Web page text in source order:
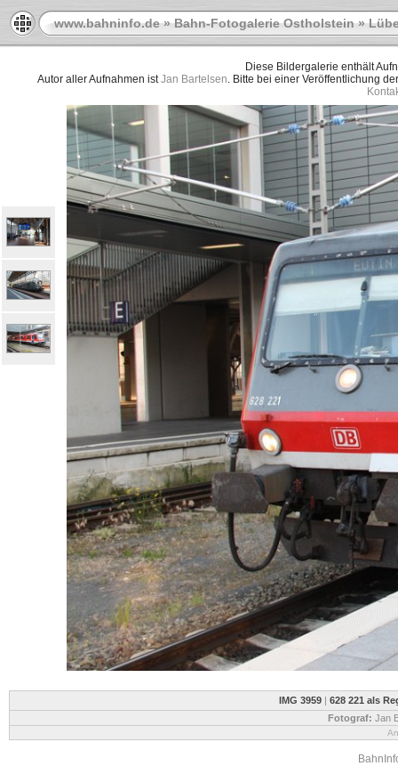
www.bahninfo.de»Bahn-Fotogalerie Ostholstein»
Diese Bildergalerie enthält
Autor aller Aufnahmen istJan Bartelsen. Bitte bei einer Veröffentlichung
IMG 3959| 628 221 als
Fotograf: Jan